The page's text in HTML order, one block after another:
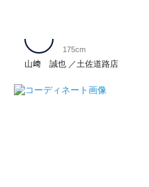
山﨑 誠也 土佐道路店
175cm